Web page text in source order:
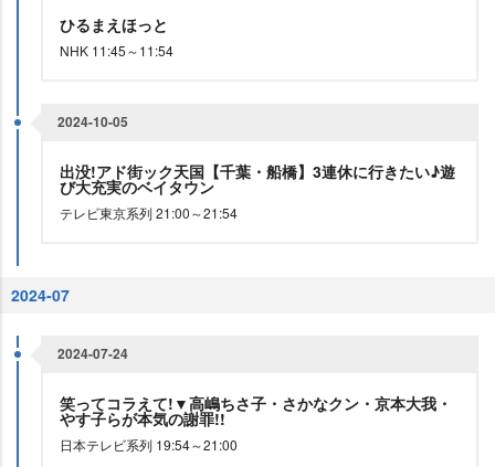
ひるまえほっと
NHK 11:45～11:54
2024-10-05
出没!アド街ック天国【千葉・船橋】3連休に行きたい♪遊
び大充実のベイタウン
テレビ東京系列 21:00～21:54
2024-07
2024-07-24
笑ってコラえて!▼高嶋ちさ子・さかなクン・京本大我・
す子らが本気の謝罪!!
日本テレビ系列 19:54～21:00